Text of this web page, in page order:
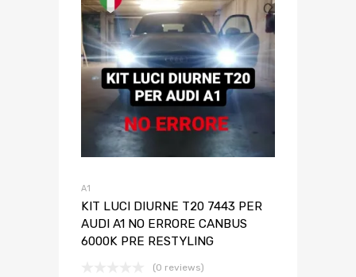
A1
KIT LUCI DIURNE T20 7443 PER
AUDI A1 NO ERRORE CANBUS
6000K PRE RESTYLING
(0 reviews)